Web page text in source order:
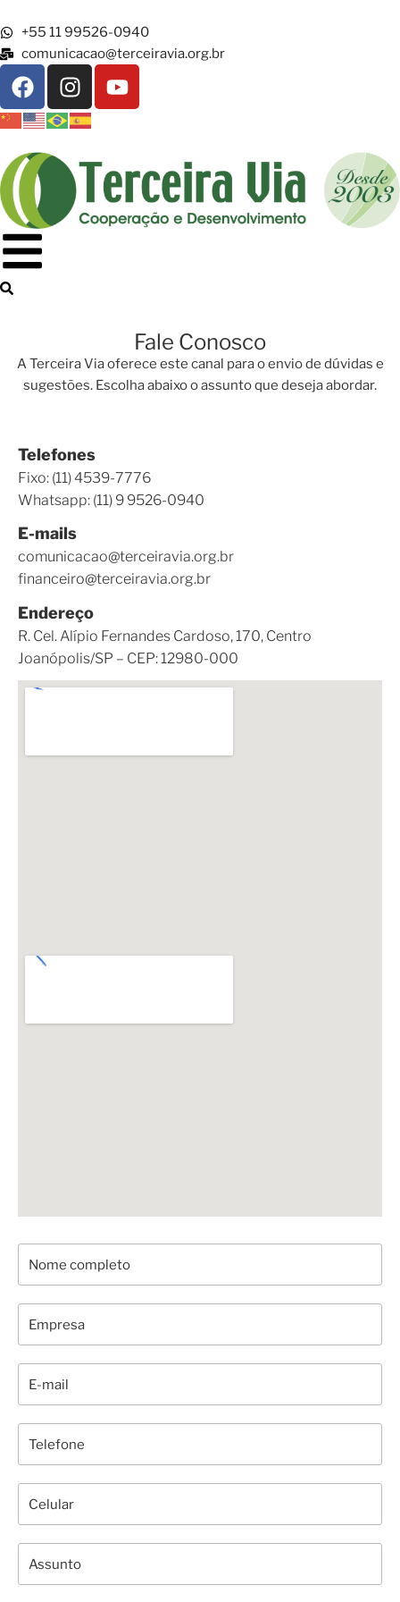
+55 11 99526-0940
comunicacao@terceiravia.org.br
Fale Conosco
A Terceira Via oferece este canal para o envio de dúvidas e
sugestões. Escolha abaixo o assunto que deseja abordar.
Telefones
Fixo: (11) 4539-7776
Whatsapp: (11) 9 9526-0940
E-mails
comunicacao@terceiravia.org.br
financeiro@terceiravia.org.br
Endereço
R. Cel. Alípio Fernandes Cardoso, 170, Centro
Joanópolis/SP – CEP: 12980-000